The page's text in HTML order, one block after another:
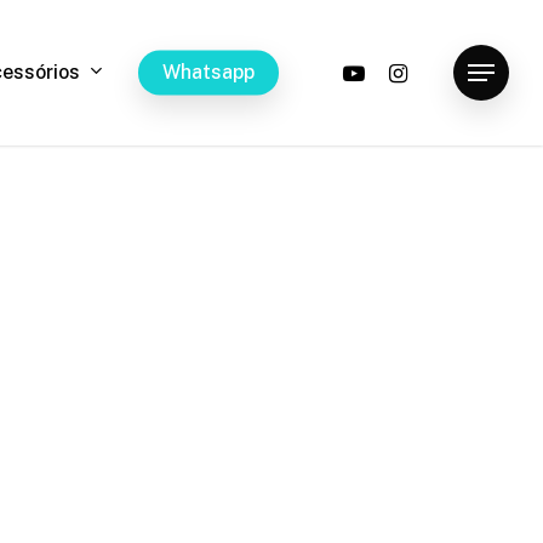
essórios Whatsapp youtubeinstagramMenu